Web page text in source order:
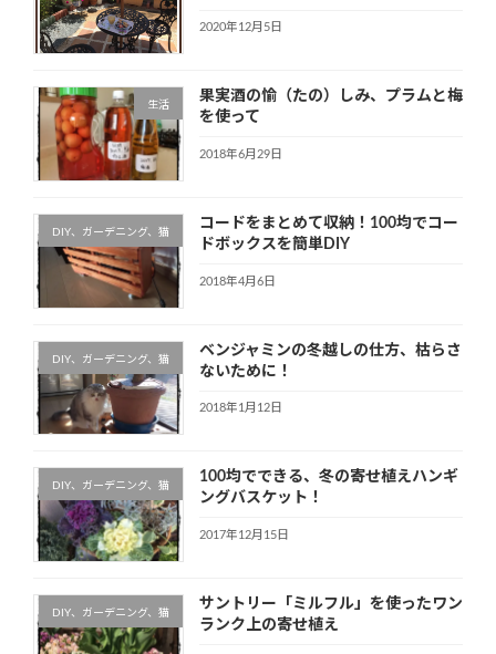
2020年12月5日
生活
果実酒の愉（たの）しみ、プラムと梅
を使って
2018年6月29日
DIY、ガーデニング、猫
コードをまとめて収納！100均でコー
ドボックスを簡単DIY
2018年4月6日
DIY、ガーデニング、猫
ベンジャミンの冬越しの仕方、枯らさ
ないために！
2018年1月12日
DIY、ガーデニング、猫
100均でできる、冬の寄せ植えハンギ
ングバスケット！
2017年12月15日
DIY、ガーデニング、猫
サントリー「ミルフル」を使ったワン
ランク上の寄せ植え